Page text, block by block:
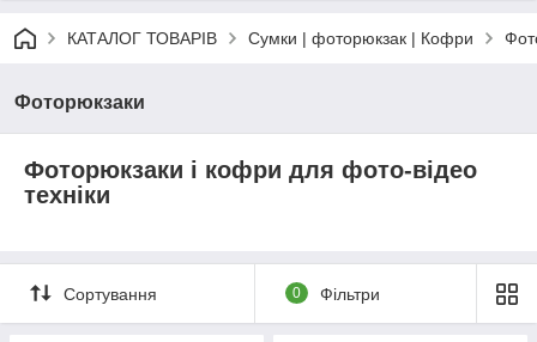
КАТАЛОГ ТОВАРІВ Сумки | фоторюкзак | Кофри
Фоторюкзаки
Фоторюкзаки і кофри для фото-відео
техніки
Сортування 0 Фільтри